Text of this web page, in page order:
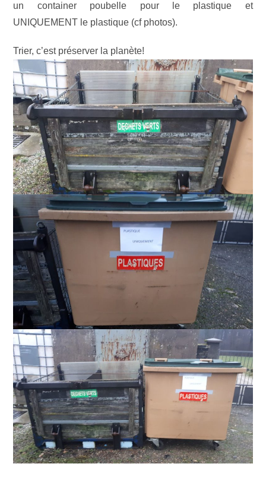
un container poubelle pour le plastique et
UNIQUEMENT le plastique (cf photos).
Trier, c’est préserver la planète!